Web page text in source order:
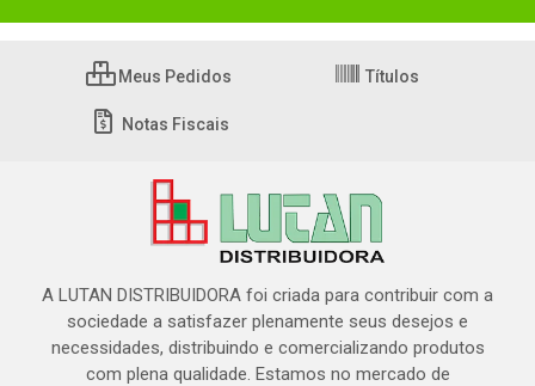
Meus Pedidos Títulos
Notas Fiscais
A LUTAN DISTRIBUIDORA foi criada para contribuir com a
sociedade a satisfazer plenamente seus desejos e
necessidades, distribuindo e comercializando produtos
com plena qualidade. Estamos no mercado de